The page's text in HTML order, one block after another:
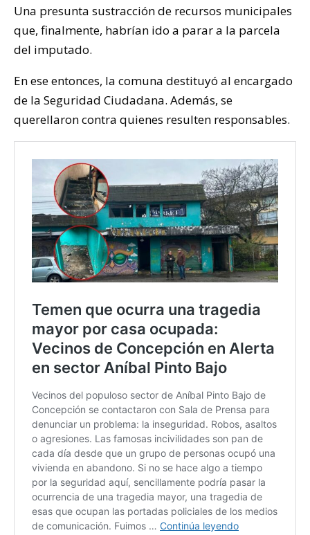
Una presunta sustracción de recursos municipales
que, finalmente, habrían ido a parar a la parcela
del imputado.
En ese entonces, la comuna destituyó al encargado
de la Seguridad Ciudadana. Además, se
querellaron contra quienes resulten responsables.